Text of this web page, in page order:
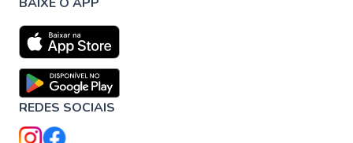
REDES SOCIAIS